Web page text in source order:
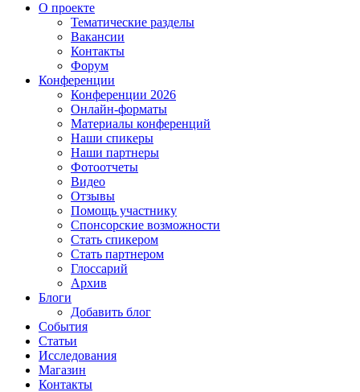
О проекте
Тематические разделы
Вакансии
Контакты
Форум
Конференции
Конференции 2026
Онлайн-форматы
Материалы конференций
Наши спикеры
Наши партнеры
Фотоотчеты
Видео
Отзывы
Помощь участнику
Спонсорские возможности
Стать спикером
Стать партнером
Глоссарий
Архив
Блоги
Добавить блог
События
Статьи
Исследования
Магазин
Контакты